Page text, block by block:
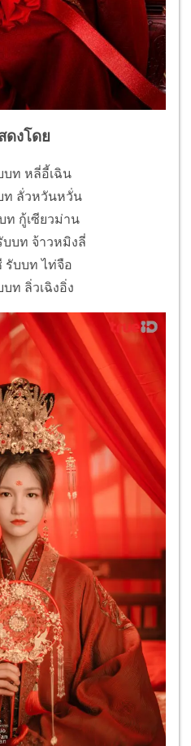
ดงโดย
บท หลี่อี้เฉิน
ท ลั่วหวันหวั่น
ท กู้เซียวม่าน
บท จ้าวหมิงลี่
รับบท ไท่จือ
ท ลิ่วเฉิงอิ่ง